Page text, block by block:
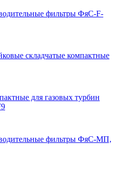
фильтры ФяС-F-
складчатые компактные
для газовых турбин
фильтры ФяС-МП,